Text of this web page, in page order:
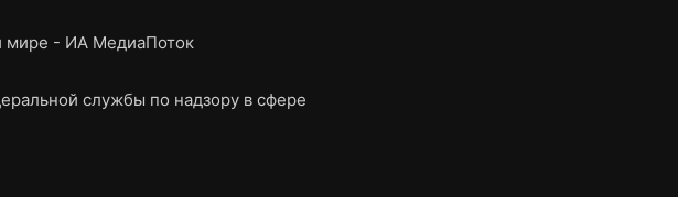
мире - ИА МедиаПоток
службы по надзору в сфере